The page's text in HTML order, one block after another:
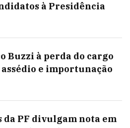
à Presidência
Buzzi à perda do cargo
assédio e importunação
PF divulgam nota em